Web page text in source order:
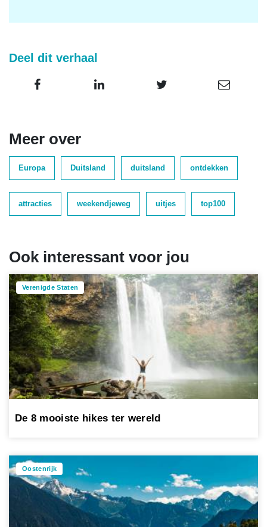
Deel dit verhaal
Meer over
Europa Duitsland duitsland ontdekken
attracties weekendjeweg uitjes top100
Ook interessant voor jou
Verenigde Staten
De 8 mooiste hikes ter wereld
Oostenrijk